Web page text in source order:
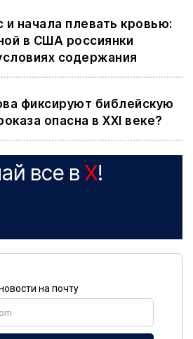
и начала плевать кровью:
в США россиянки
содержания
фиксируют библейскую
опасна в XXI веке?
все в X!